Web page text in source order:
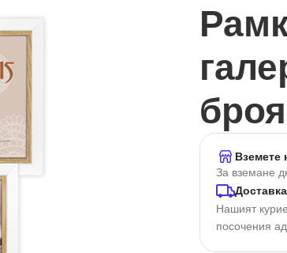
Вземете
За вземане
Нашият
посочения